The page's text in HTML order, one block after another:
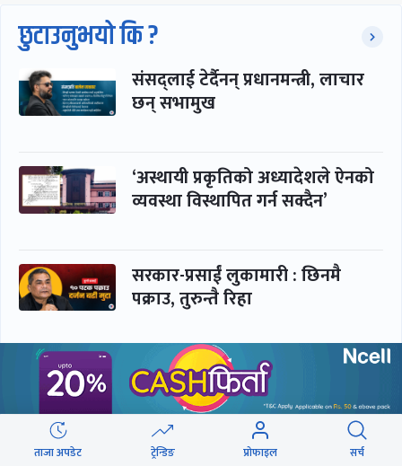
छुटाउनुभयो कि ?
संसद्लाई टेर्दैनन् प्रधानमन्त्री, लाचार
छन् सभामुख
‘अस्थायी प्रकृतिको अध्यादेशले ऐनको
व्यवस्था विस्थापित गर्न सक्दैन’
सरकार-प्रसाईं लुकामारी : छिनमै
पक्राउ, तुरुन्तै रिहा
‘कामचलाउ’ नेतृत्वले थलियो स्वास्थ्य
क्षेत्र
ताजा अपडेट ट्रेन्डिङ प्रोफाइल सर्च